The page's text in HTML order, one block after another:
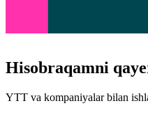
Hisobraqamni
YTT va kompaniyalar bilan